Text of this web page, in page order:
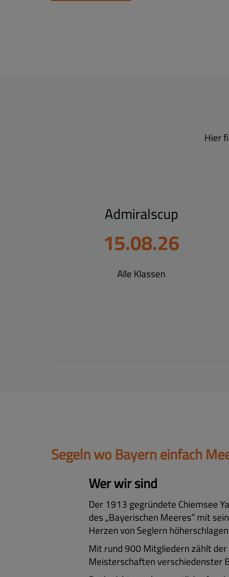
Hier
Admiralscup
15.08.26
Alle Klassen
Segeln wo Bayern einfach
Wer wir sind
Der 1913 gegründete Chiemsee
des „Bayerischen Meeres” mit
Herzen von Seglern
Mit rund 900 Mitgliedern zählt der
Meisterschaften verschiedenster